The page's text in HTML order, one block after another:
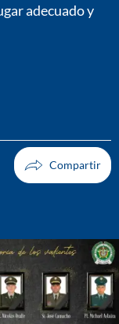
adecuado y